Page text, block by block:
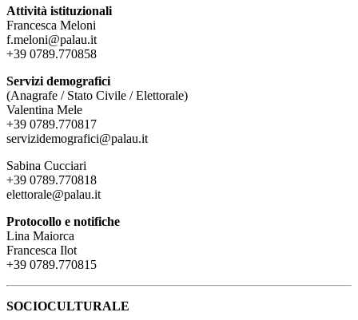
Attività istituzionali
Francesca Meloni
f.meloni@palau.it
+39 0789.770858
Servizi demografici
(Anagrafe / Stato Civile / Elettorale)
Valentina Mele
+39 0789.770817
servizidemografici@palau.it
Sabina Cucciari
+39 0789.770818
elettorale@palau.it
Protocollo e notifiche
Lina Maiorca
Francesca Ilot
+39 0789.770815
SOCIOCULTURALE